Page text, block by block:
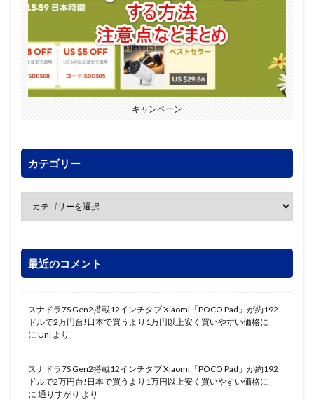
キャンペーン
カテゴリー
最近のコメント
スナドラ7S Gen2搭載12インチタブ Xiaomi「POCO Pad」が約192
ドルで2万円台!日本で買うより1万円以上安く買いやすい価格に
に Uni より
スナドラ7S Gen2搭載12インチタブ Xiaomi「POCO Pad」が約192
ドルで2万円台!日本で買うより1万円以上安く買いやすい価格に
に 通りすがり より